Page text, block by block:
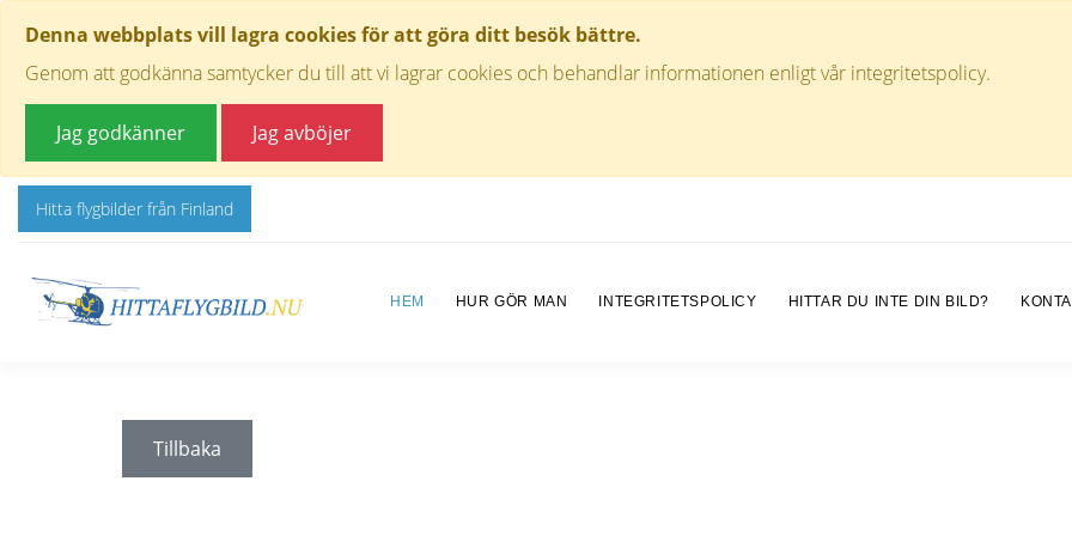
Denna webbplats vill lagra cookies för att göra ditt besök bättre.
Genom att godkänna samtycker du till att vi lagrar cookies och behandlar informationen enligt vår integritetspolicy.
Jag godkänner Jag avböjer
Hitta flygbilder från Finland
HEM HUR GÖR MAN INTEGRITETSPOLICY HITTAR DU INTE DIN BILD?
Tillbaka